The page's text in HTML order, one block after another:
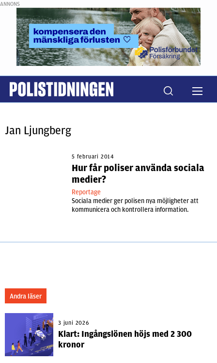
ANNONS
Jan Ljungberg
5 februari 2014
Hur får poliser använda sociala
medier?
Reportage
Sociala medier ger polisen nya möjligheter att
kommunicera och kontrollera information.
Andra läser
3 juni 2026
Klart: Ingångslönen höjs med 2 300
kronor